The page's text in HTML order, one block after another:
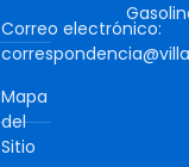
Correo electrónico:
Mapa
del
Sitio